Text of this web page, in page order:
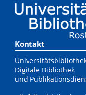
Kontakt
Digitale Bibliothek
und